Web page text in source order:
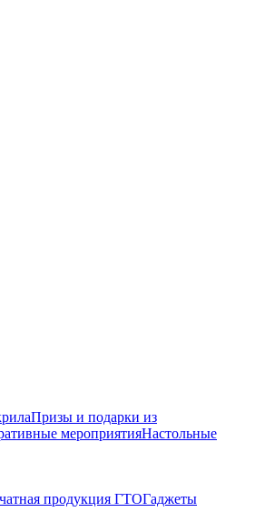
Призы и подарки из
мероприятияНастольные
продукция ГТОГаджеты